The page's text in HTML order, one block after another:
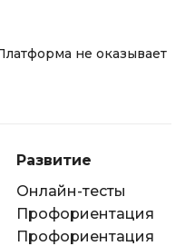
не оказывает
Развитие
Онлайн-тесты
Профориентация
Профориентация